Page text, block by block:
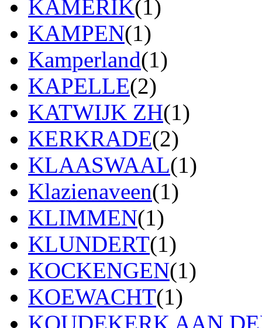
KAMERIK(1)
KAMPEN(1)
Kamperland(1)
KAPELLE(2)
KATWIJK ZH(1)
KERKRADE(2)
KLAASWAAL(1)
Klazienaveen(1)
KLIMMEN(1)
KLUNDERT(1)
KOCKENGEN(1)
KOEWACHT(1)
KOUDEKERK AAN